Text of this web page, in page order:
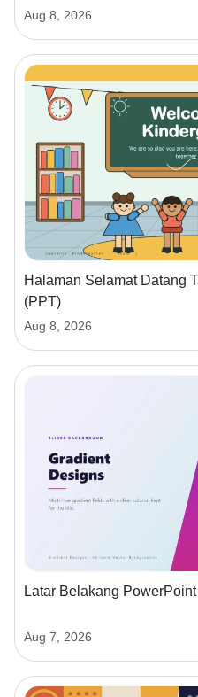
Aug 8, 2026
Halaman Selamat Datang
(PPT)
Aug 8, 2026
Latar Belakang
Aug 7, 2026